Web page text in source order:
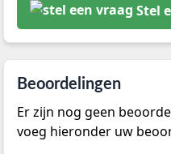
Stel
Beoordelingen
Er zijn nog geen
voeg hieronder uw